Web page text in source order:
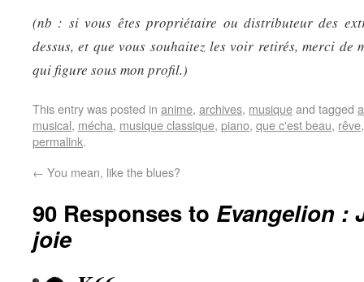
(nb : si vous êtes propriétaire ou distributeur des
dessus, et que vous souhaitez les voir retirés, merci de
qui figure sous mon profil.)
This entry was posted in anime, archives, musiqueand tagged
musical, mécha, musique classique, piano, que c'est beau, rêve
permalink.
← You mean, like the blues?
90 Responses to Evangelion :
joie